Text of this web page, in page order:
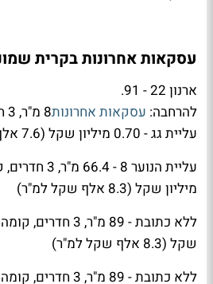
עסקאות אחרונות בקרית
ארנון 22 - 91.
להרחבה: עסקאות אחרונות
עליית גג - 0.70 מיליון שקל (7.6 אלף שקל למ"ר)
מיליון שקל (8.3 אלף שקל למ"ר)
שקל (8.3 אלף שקל למ"ר)